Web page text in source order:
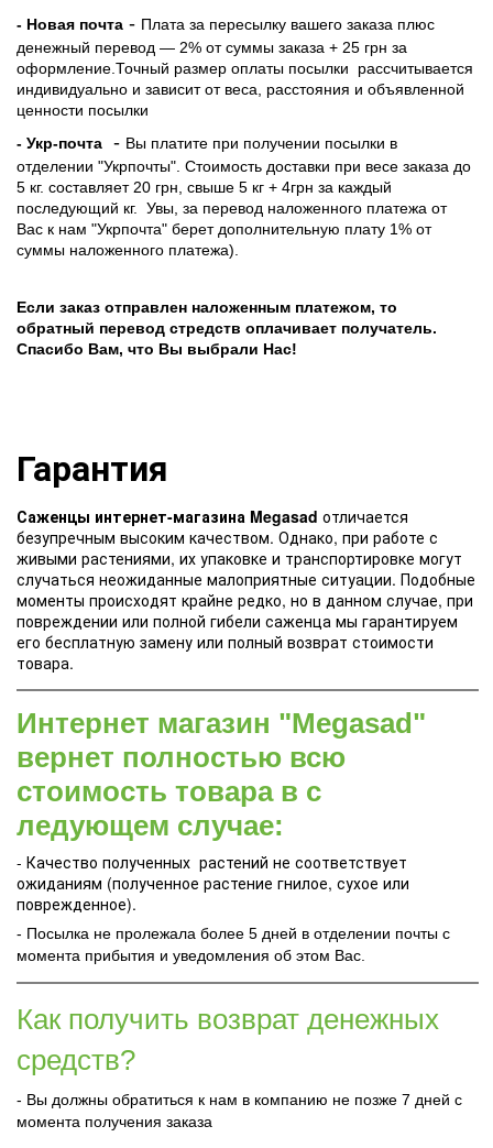
- Новая почта - Плата за пересылку вашего заказа плюс
денежный перевод — 2% от суммы заказа + 25 грн за
оформление.Точный размер оплаты посылки рассчитывается
индивидуально и зависит от веса, расстояния и объявленной
ценности посылки
- Укр-почта
- Вы платите при получении посылки в
отделении "Укрпочты". Стоимость доставки при весе заказа до
5 кг. составляет 20 грн, свыше 5 кг + 4грн за каждый
последующий кг. Увы, за перевод наложенного платежа от
Вас к нам "Укрпочта" берет дополнительную плату 1% от
суммы наложенного платежа).
Если заказ отправлен наложенным платежом, то
обратный перевод стредств оплачивает получатель.
Спасибо Вам, что Вы выбрали Нас!
Гарантия
Саженцы интернет-магазина Megasad отличается
безупречным высоким качеством. Однако, при работе с
живыми растениями, их упаковке и транспортировке могут
случаться неожиданные малоприятные ситуации. Подобные
моменты происходят крайне редко, но в данном случае, при
повреждении или полной гибели саженца мы гарантируем
его бесплатную замену или полный возврат стоимости
товара.
Интернет магазин "Megasad"
вернет полностью всю
стоимость товара в с
ледующем случае:
- Качество полученных растений не соответствует
ожиданиям (полученное растение гнилое, сухое или
поврежденное).
- Посылка не пролежала более 5 дней в отделении почты с
момента прибытия и уведомления об этом Вас.
Как получить возврат денежных
средств?
- Вы должны обратиться к нам в компанию не позже 7 дней с
момента получения заказа